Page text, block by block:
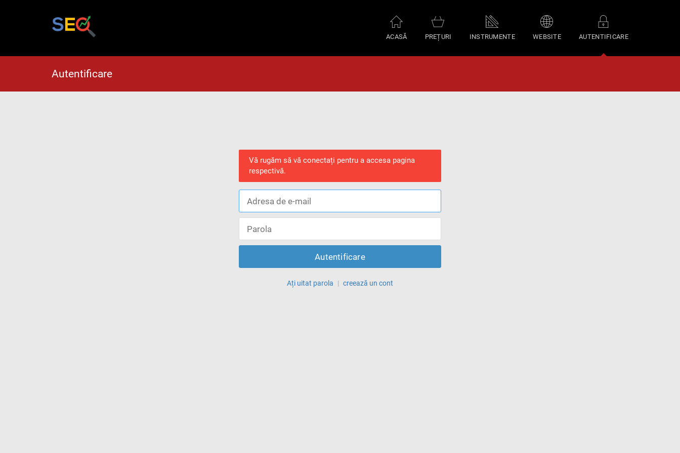
ACASĂ PREȚURI INSTRUMENTE WEBSITE AUTENTIFICARE
Autentificare
Vă rugăm să vă conectați pentru a accesa pagina
respectivă.
Autentificare
Ați uitat parola | creează un cont